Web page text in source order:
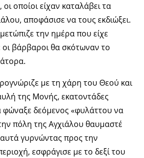
οποίοι είχαν καταλάβει τα
αποφάσισε να τους εκδιώξει.
την ημέρα που είχε
οι βάρβαροι θα σκότωναν το
με τη χάρη του Θεού και
της Μονής, εκατοντάδες
φώναξε δεόμενος «φυλάττου να
πόλη της Αγχιάλου θαυμαστέ
αυτά γυρνώντας προς την
εσφράγισε με το δεξί του